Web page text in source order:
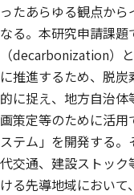
ったあらゆる観点か
なる。本研究申請課
（decarbonization）
に推進するため、脱
的に捉え、地方自治
画策定等のために活
ステム」を開発する
代交通、建設ストッ
ける先導地域におい